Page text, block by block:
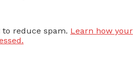
to reduce spam. Learn how your